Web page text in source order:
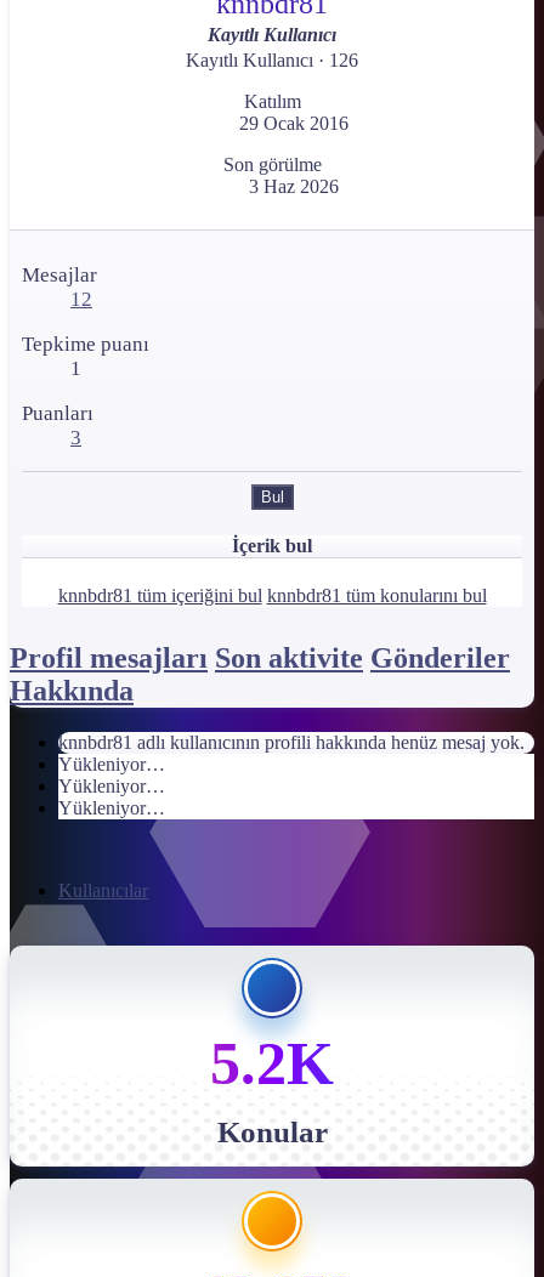
Kayıtlı Kullanıcı
Kayıtlı Kullanıcı · 126
Katılım
29 Ocak 2016
Son görülme
3 Haz 2026
Mesajlar
12
Tepkime puanı
1
Puanları
3
Bul
İçerik bul
knnbdr81 tüm içeriğini bul knnbdr81 tüm konularını bul
Profil mesajları Son aktivite Gönderiler
Hakkında
knnbdr81 adlı kullanıcının profili hakkında henüz mesaj yok.
Yükleniyor…
Yükleniyor…
Yükleniyor…
Kullanıcılar
5.2K
Konular